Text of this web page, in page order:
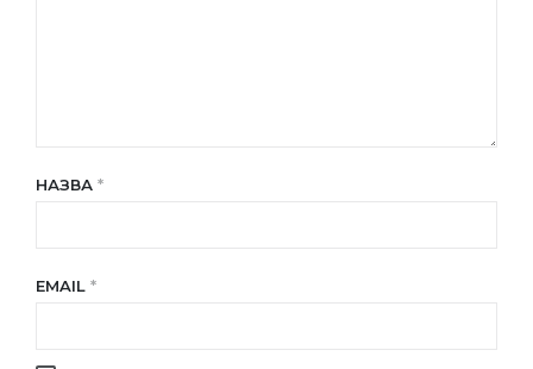
НАЗВА *
EMAIL *